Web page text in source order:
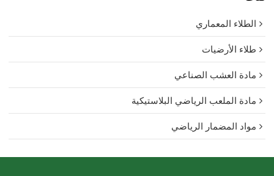
الطلاء المعماري
طلاء الأرضيات
مادة العشب الصناعي
مادة الملعب الرياضي البلاستيكية
مواد المضمار الرياضي